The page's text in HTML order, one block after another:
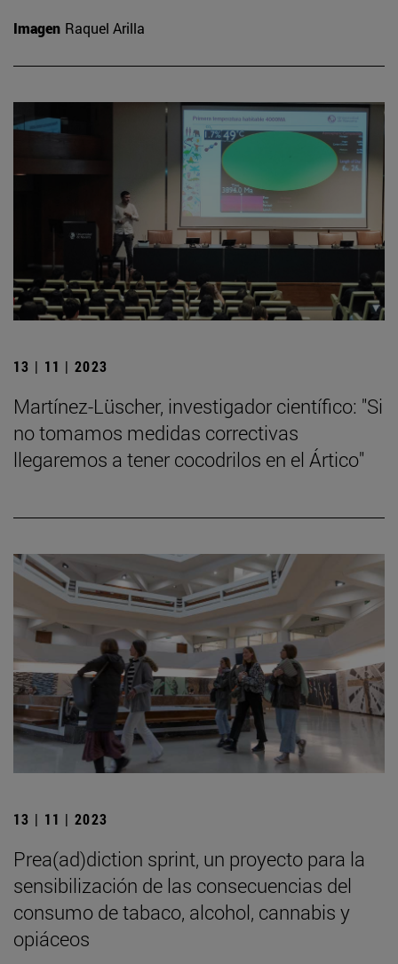
Imagen Raquel Arilla
13 | 11 | 2023
Martínez-Lüscher, investigador científico: "Si
no tomamos medidas correctivas
llegaremos a tener cocodrilos en el Ártico"
13 | 11 | 2023
Prea(ad)diction sprint, un proyecto para la
sensibilización de las consecuencias del
consumo de tabaco, alcohol, cannabis y
opiáceos